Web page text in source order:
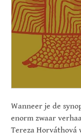
Wanneer je de
enorm zwaar
Tereza Horváthová